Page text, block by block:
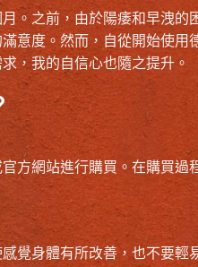
。之前，由於陽痿和早洩的
意度。然而，自從開始使用
，我的自信心也隨之提升。
方網站進行購買。在購買過
覺身體有所改善，也不要輕